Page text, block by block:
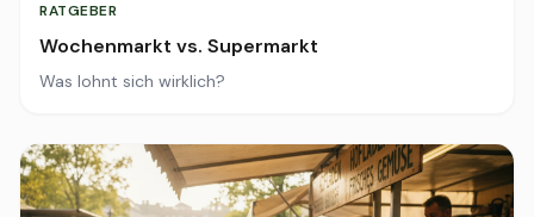
RATGEBER
Wochenmarkt vs. Supermarkt
Was lohnt sich wirklich?